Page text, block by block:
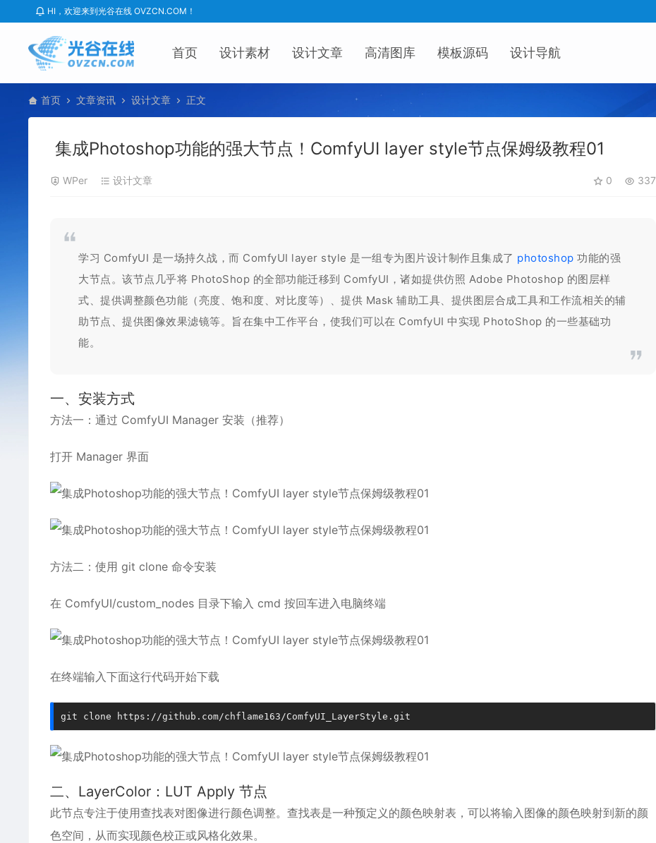
HI，欢迎来到光谷在线 OVZCN.COM！
首页 设计素材 设计文章 高清图库 模板源码 设计导航
首页 文章资讯 设计文章 正文
集成Photoshop功能的强大节点！ComfyUI layer style节点保姆级教程01
WPer 设计文章 0 337
学习 ComfyUI 是一场持久战，而 ComfyUI layer style 是一组专为图片设计制作且集成了 photoshop 功能的强
大节点。该节点几乎将 PhotoShop 的全部功能迁移到 ComfyUI，诸如提供仿照 Adobe Photoshop 的图层样
式、提供调整颜色功能（亮度、饱和度、对比度等）、提供 Mask 辅助工具、提供图层合成工具和工作流相关的辅
助节点、提供图像效果滤镜等。旨在集中工作平台，使我们可以在 ComfyUI 中实现 PhotoShop 的一些基础功
能。
一、安装方式
方法一：通过 ComfyUI Manager 安装（推荐）
打开 Manager 界面
方法二：使用 git clone 命令安装
在 ComfyUI/custom_nodes 目录下输入 cmd 按回车进入电脑终端
在终端输入下面这行代码开始下载
git clone https://github.com/chflame163/ComfyUI_LayerStyle.git
二、LayerColor：LUT Apply 节点
此节点专注于使用查找表对图像进行颜色调整。查找表是一种预定义的颜色映射表，可以将输入图像的颜色映射到新的颜
色空间，从而实现颜色校正或风格化效果。